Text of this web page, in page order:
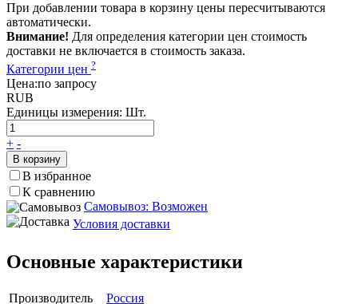
При добавлении товара в корзину цены пересчитываются
автоматически.
Внимание! Для определения категории цен стоимость
доставки не включается в стоимость заказа.
Категории цен ?
Цена:по запросу
RUB
Единицы измерения: Шт.
+ -
В корзину
В избранное
К сравнению
Самовывоз: Возможен
Условия доставки
Основные характеристики
Производитель
Россия